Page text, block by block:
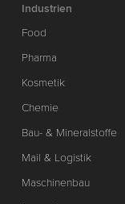
Industrien
Food
Pharma
Kosmetik
Chemie
Bau- & Mineralstoffe
Mail & Logistik
Maschinenbau